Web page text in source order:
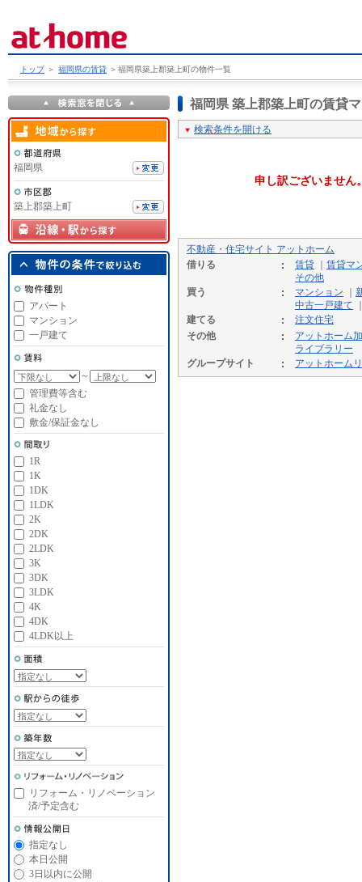
トップ ＞ 福岡県の賃貸 ＞ 福岡県築上郡築上町の物件一覧
福岡県 築上郡築上町の賃貸
検索条件を開ける
申し訳ございません
不動産・住宅サイト アットホーム
借りる
賃貸
賃貸マ
その他
買う
マンション
中古一戸建て
建てる
注文住宅
その他
アットホーム
ライブラリー
グループサイト
アットホーム
福岡県
築上郡築上町
アパート
マンション
一戸建て
～
管理費等含む
礼金なし
敷金/保証金なし
1R
1K
1DK
1LDK
2K
2DK
2LDK
3K
3DK
3LDK
4K
4DK
4LDK以上
リフォーム・リノベーション
済/予定含む
指定なし
本日公開
3日以内に公開